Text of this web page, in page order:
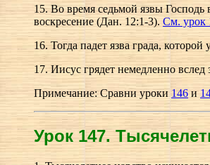
15. Во время седьмой язвы
воскресение (Дан. 12:1-3). См. урок
16. Тогда падет язва града,
17. Иисус грядет немедленно
Примечание: Сравни уроки 146и
Урок 147.Т